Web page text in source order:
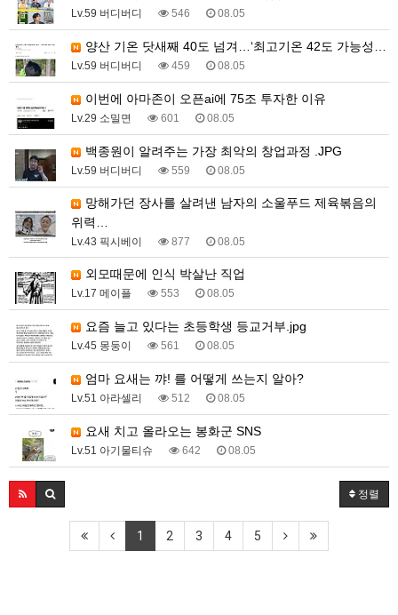
Lv.59 버디버디 546 08.05
양산 기온 닷새째 40도 넘겨…‘최고기온 42도 가능성…
Lv.59 버디버디 459 08.05
이번에 아마존이 오픈ai에 75조 투자한 이유
Lv.29 소밀면 601 08.05
백종원이 알려주는 가장 최악의 창업과정 .JPG
Lv.59 버디버디 559 08.05
위력…
Lv.43 픽시베이 877 08.05
외모때문에 인식 박살난 직업
Lv.17 메이플 553 08.05
요즘 늘고 있다는 초등학생 등교거부.jpg
Lv.45 몽둥이 561 08.05
엄마 요새는 꺄! 를 어떻게 쓰는지 알아?
Lv.51 아라셀리 512 08.05
요새 치고 올라오는 봉화군 SNS
Lv.51 아기물티슈 642 08.05
정렬
1 2 3 4 5